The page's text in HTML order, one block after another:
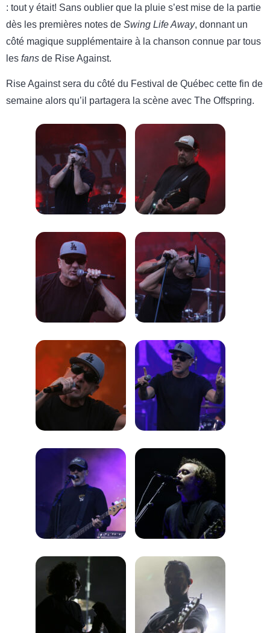
: tout y était! Sans oublier que la pluie s’est mise de la partie
dès les premières notes de Swing Life Away, donnant un
côté magique supplémentaire à la chanson connue par tous
les fans de Rise Against.
Rise Against sera du côté du Festival de Québec cette fin de
semaine alors qu’il partagera la scène avec The Offspring.